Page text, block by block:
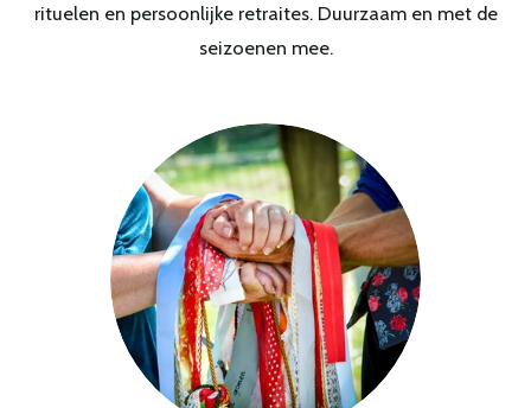
rituelen en persoonlijke retraites. Duurzaam en met de
seizoenen mee.